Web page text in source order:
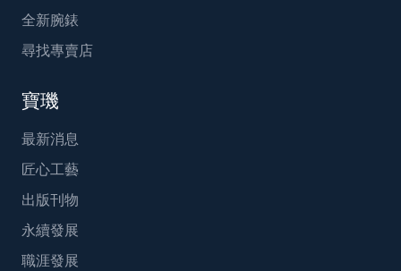
全新腕錶
尋找專賣店
寶璣
最新消息
匠心工藝
出版刊物
永續發展
職涯發展